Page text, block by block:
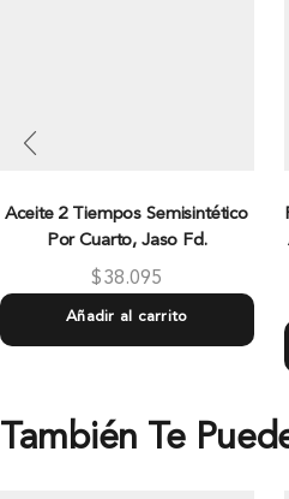
Aceite 2 Tiempos Semisintético
Por Cuarto, Jaso Fd.
$38.095
Añadir al carrito
También Te